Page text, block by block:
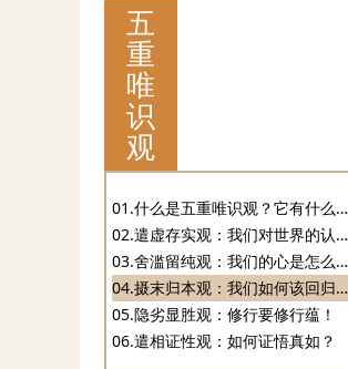
五
重
唯
识
观
01.什么是五重唯识观？它有什么用？
02.遣虚存实观：我们对世界的认知是错的吗？
03.舍滥留纯观：我们的心是怎么捏造世界的？
04.摄末归本观：我们如何该回归根本？
05.隐劣显胜观：修行要修行蕴！
06.遣相证性观：如何证悟真如？